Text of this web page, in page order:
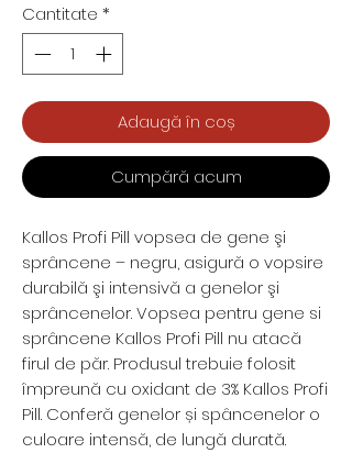
Cantitate *
Adaugă în coș
Cumpără acum
Kallos Profi Pill vopsea de gene şi
sprâncene – negru, asigură o vopsire
durabilă şi intensivă a genelor şi
sprâncenelor. Vopsea pentru gene si
sprâncene Kallos Profi Pill nu atacă
firul de păr. Produsul trebuie folosit
împreună cu oxidant de 3% Kallos Profi
Pill. Conferă genelor și spâncenelor o
culoare intensă, de lungă durată.